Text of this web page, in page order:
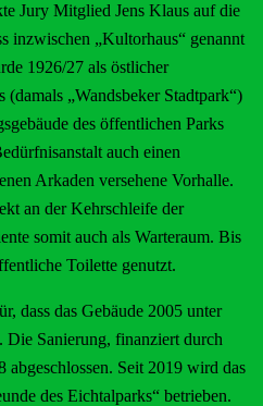
Jury Mitglied Jens Klaus auf die
inzwischen „Kultorhaus“ genannt
1926/27 als östlicher
„Wandsbeker Stadtpark“)
des öffentlichen Parks
auch einen
Arkaden versehene Vorhalle.
an der Kehrschleife der
somit auch als Warteraum. Bis
Toilette genutzt.
dass das Gebäude 2005 unter
Sanierung, finanziert durch
Seit 2019 wird das
des Eichtalparks“ betrieben.